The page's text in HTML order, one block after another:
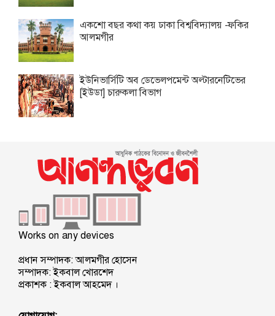
একশো বছর কথা কয় ঢাকা বিশ্ববিদ্যালয় -ফকির
আলমগীর
ইউনিভার্সিটি অব ডেভেলপমেন্ট অল্টারনেটিভের
[ইউডা] চারুকলা বিভাগ
Works on any devices
প্রধান সম্পাদক: আলমগীর হোসেন
সম্পাদক: ইকবাল খোরশেদ
প্রকাশক : ইকবাল আহমেদ ।